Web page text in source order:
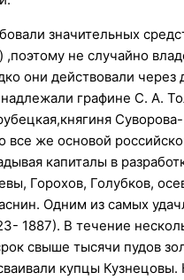
значительных
не случайно
они действовали
графине С. А.
все же основой
капиталы в
Горохов, Голубков,
Одним из самых
1887). В течение
свыше тысячи пудов
купцы